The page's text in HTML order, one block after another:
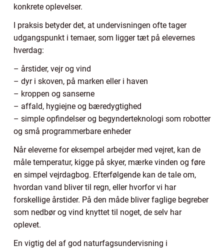
konkrete oplevelser.
I praksis betyder det, at undervisningen ofte tager
udgangspunkt i temaer, som ligger tæt på elevernes
hverdag:
– årstider, vejr og vind
– dyr i skoven, på marken eller i haven
– kroppen og sanserne
– affald, hygiejne og bæredygtighed
– simple opfindelser og begynderteknologi som robotter
og små programmerbare enheder
Når eleverne for eksempel arbejder med vejret, kan de
måle temperatur, kigge på skyer, mærke vinden og føre
en simpel vejrdagbog. Efterfølgende kan de tale om,
hvordan vand bliver til regn, eller hvorfor vi har
forskellige årstider. På den måde bliver faglige begreber
som nedbør og vind knyttet til noget, de selv har
oplevet.
En vigtig del af god naturfagsundervisning i